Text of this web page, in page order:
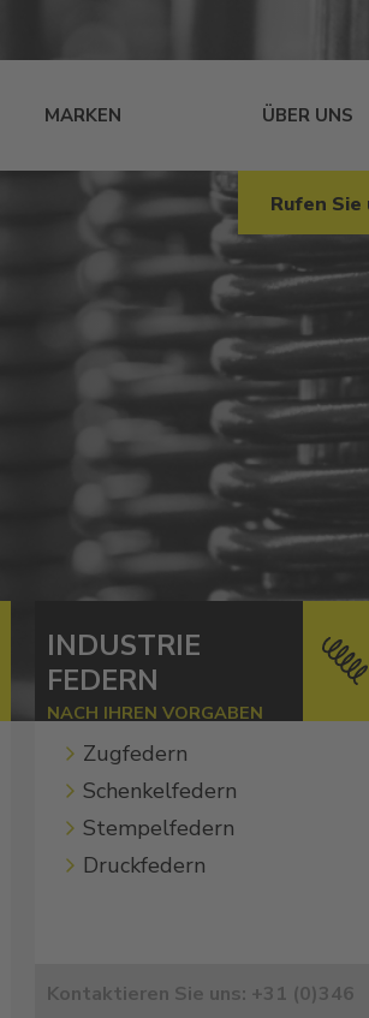
MARKEN ÜBER UNS
Rufen
INDUSTRIE
FEDERN
NACH IHREN VORGABEN
Zugfedern
Schenkelfedern
Stempelfedern
Druckfedern
Kontaktieren Sie uns: +31 (0)346